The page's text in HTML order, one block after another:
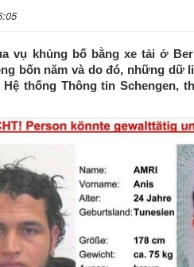
vụ khủng bố bằng xe tải ở
bốn năm và do đó, những dữ
thống Thông tin Schengen,